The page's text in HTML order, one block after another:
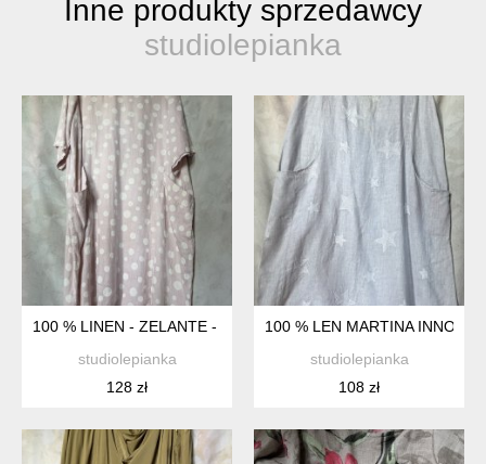
Inne produkty sprzedawcy
studiolepianka
100 % LINEN - ZELANTE - PUDROWY RÓŻ GROSZKI
studiolepianka
128 zł
100 % LEN MARTINA
studiolepianka
108 zł